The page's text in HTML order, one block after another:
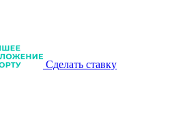
Сделать ставку